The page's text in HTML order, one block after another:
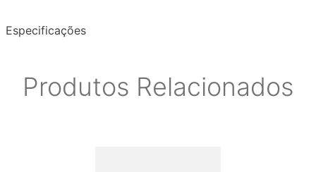
Especificações
Produtos Relacionados